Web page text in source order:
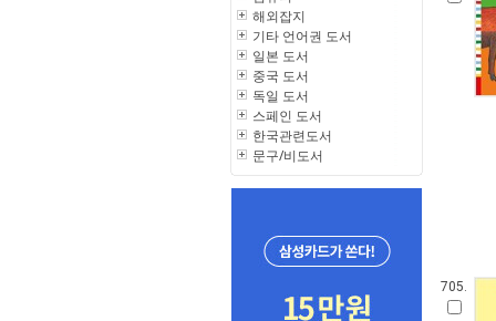
해외잡지
기타 언어권 도서
일본 도서
중국 도서
독일 도서
스페인 도서
한국관련도서
문구/비도서
705.